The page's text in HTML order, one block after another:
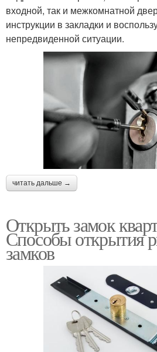
входной, так и межкомнатной
инструкции в закладки и
непредвиденной ситуации.
читать дальше →
Открыть замок
Способы открытия
замков